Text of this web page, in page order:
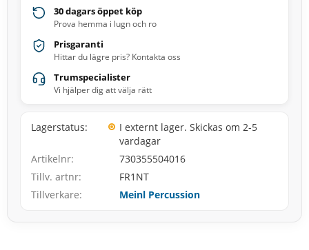
30 dagars öppet köp
Prova hemma i lugn och ro
Prisgaranti
Hittar du lägre pris? Kontakta oss
Trumspecialister
Vi hjälper dig att välja rätt
Lagerstatus
I externt lager. Skickas om 2-5
vardagar
Artikelnr
730355504016
Tillv. artnr
FR1NT
Tillverkare
Meinl Percussion